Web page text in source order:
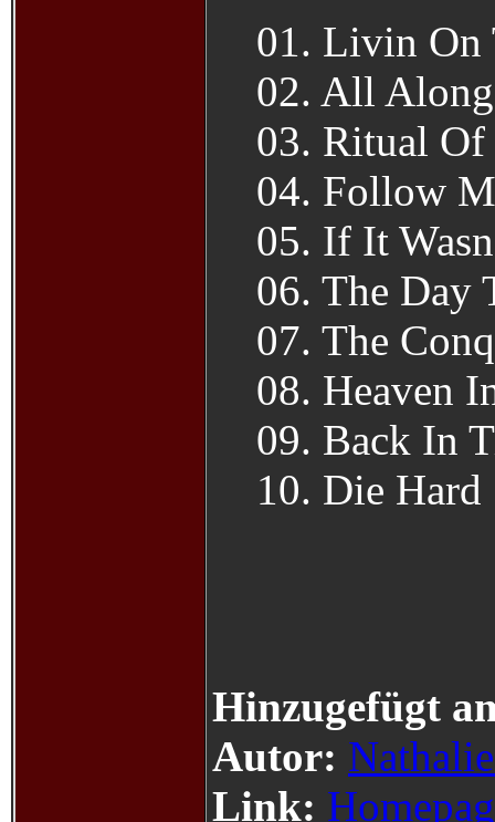
01. Livin On
02. All
03. Ritual
04. Follow
05. If It
06. The Day
07. The
08. Heaven
09. Back In
10. Die Hard
Hinzugefügt
Autor:
Link: